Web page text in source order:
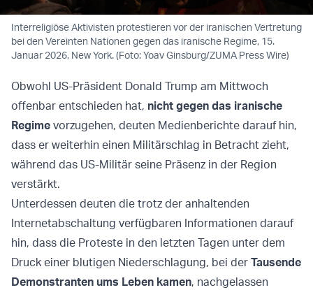
Interreligiöse Aktivisten protestieren vor der iranischen Vertretung
bei den Vereinten Nationen gegen das iranische Regime, 15.
Januar 2026, New York. (Foto: Yoav Ginsburg/ZUMA Press Wire)
Obwohl US-Präsident Donald Trump am Mittwoch
offenbar entschieden hat, nicht gegen das iranische
Regime vorzugehen, deuten Medienberichte darauf hin,
dass er weiterhin einen Militärschlag in Betracht zieht,
während das US-Militär seine Präsenz in der Region
verstärkt.
Unterdessen deuten die trotz der anhaltenden
Internetabschaltung verfügbaren Informationen darauf
hin, dass die Proteste in den letzten Tagen unter dem
Druck einer blutigen Niederschlagung, bei der Tausende
Demonstranten ums Leben kamen, nachgelassen